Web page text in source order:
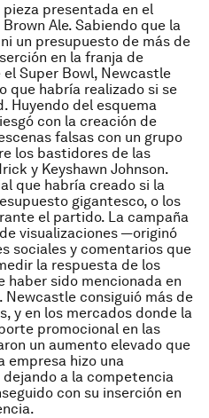
presentada en el
Ale. Sabiendo que la
un presupuesto de más de
en la franja de
Super Bowl, Newcastle
que habría realizado si se
Huyendo del esquema
con la creación de
falsas con un grupo
los bastidores de las
y Keyshawn Johnson.
que habría creado si la
gigantesco, o los
el partido. La campaña
visualizaciones —originó
sociales y comentarios que
la respuesta de los
sido mencionada en
consiguió más de
y en los mercados donde la
promocional en las
un aumento elevado que
empresa hizo una
a la competencia
con su inserción en